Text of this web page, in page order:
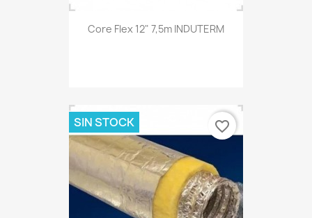
Core Flex 12" 7,5m INDUTERM
SIN STOCK favorite_border